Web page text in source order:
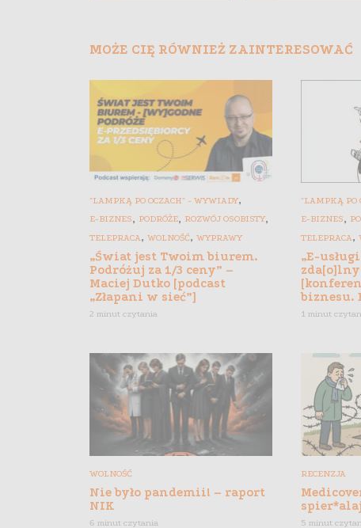
MOŻE CIĘ RÓWNIEŻ ZAINTERESOWAĆ
"LAMPKĄ PO OCZACH" - WYWIADY,
E-BIZNES, PODRÓŻE, ROZWÓJ OSOBISTY,
TELEPRACA, WOLNOŚĆ, WYPRAWY
„Świat jest Twoim biurem.
Podróżuj za 1/3 ceny” –
Maciej Dutko [podcast
„Złapani w sieć”]
2 minut czytania
"LAMPKĄ PO
E-BIZNES,
TELEPRACA,
„E-
biznesu.
1 minut
WOLNOŚĆ
Nie było pandemii! – raport
NIK
6 minut czytania
RECENZJA
5 minut